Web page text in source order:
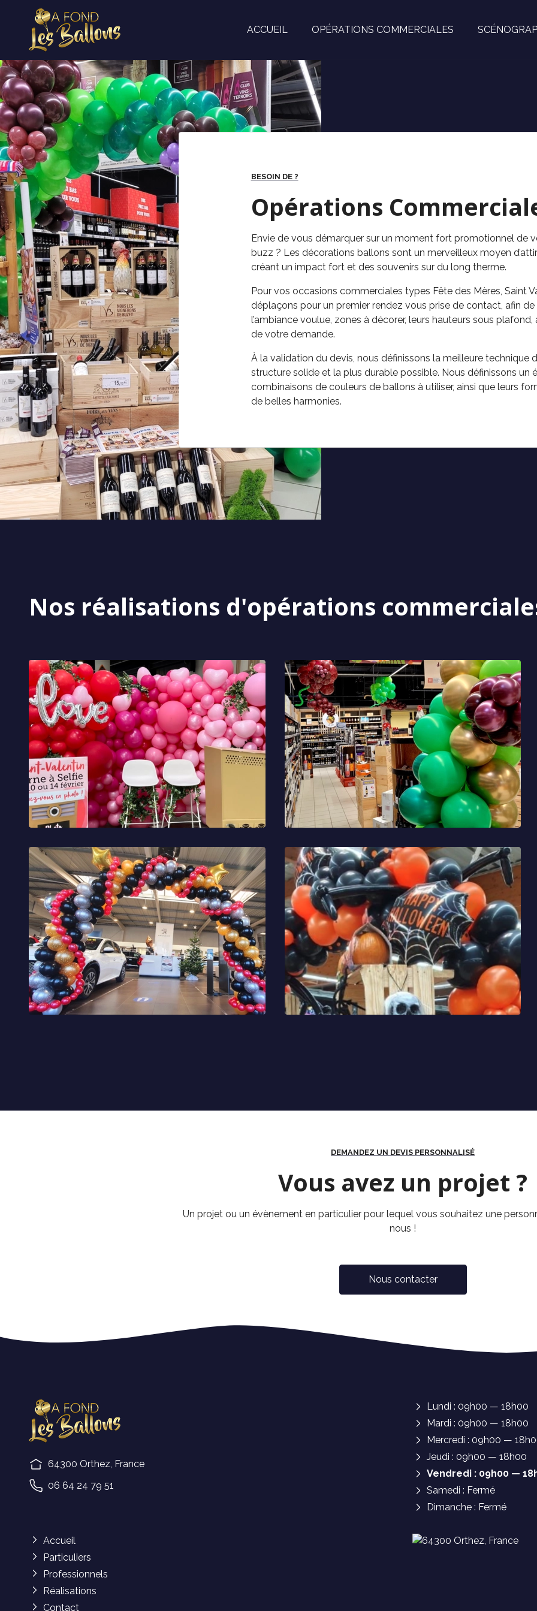
ACCUEIL OPÉRATIONS COMMERCIALES
BESOIN DE ?
Opérations
Envie de vous démarquer sur un moment fort promotionnel de
buzz ? Les décorations ballons sont un merveilleux moyen
créant un impact fort et des souvenirs sur du long therme.
Pour vos occasions commerciales types Fête des Mères, Saint
déplaçons pour un premier rendez vous prise de contact, afin
l’ambiance voulue, zones à décorer, leurs hauteurs sous
de votre demande.
À la validation du devis, nous définissons la meilleure technique
structure solide et la plus durable possible. Nous définissons un
combinaisons de couleurs de ballons à utiliser, ainsi que leurs
de belles harmonies.
Nos réalisations d'opérations
DEMANDEZ UN DEVIS PERSONNALISÉ
Vous avez un projet ?
Un projet ou un évènement en particulier pour lequel vous souhaitez une
nous !
Nous contacter
64300 Orthez, France
06 64 24 79 51
Lundi : 09h00 — 18h00
Mardi : 09h00 — 18h00
Mercredi : 09h00 —
Jeudi : 09h00 — 18h00
Vendredi : 09h00 —
Samedi : Fermé
Dimanche : Fermé
Accueil
Particuliers
Professionnels
Réalisations
Contact